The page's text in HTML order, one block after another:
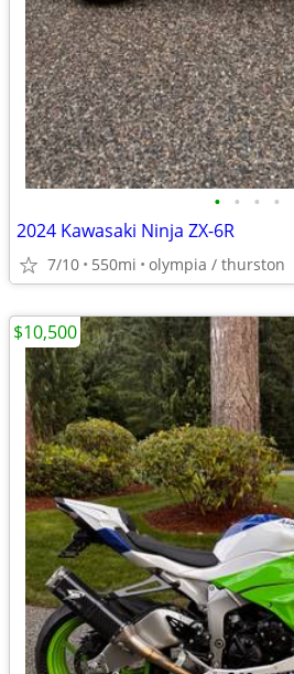
• • • •
2024 Kawasaki Ninja ZX-6R
7/10 550mi olympia / thurston
$10,500